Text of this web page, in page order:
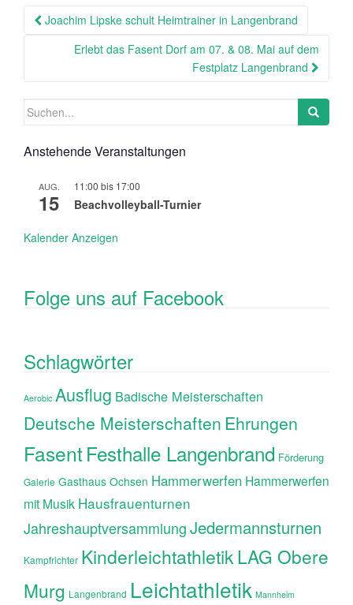
Beitragsnavigation
Joachim Lipske schult Heimtrainer in Langenbrand
Erlebt das Fasent Dorf am 07. & 08. Mai auf dem
Festplatz Langenbrand
Suchen
Anstehende Veranstaltungen
AUG.
15
11:00 bis 17:00
Beachvolleyball-Turnier
Kalender Anzeigen
Folge uns auf Facebook
Schlagwörter
Aerobic Ausflug Badische Meisterschaften
Deutsche Meisterschaften Ehrungen
FasentFesthalle Langenbrand Förderung
Galerie Gasthaus Ochsen Hammerwerfen Hammerwerfen
mit Musik Hausfrauenturnen
JahreshauptversammlungJedermannsturnen
Kampfrichter KinderleichtathletikLAG Obere
Murg Langenbrand Leichtathletik Mannheim